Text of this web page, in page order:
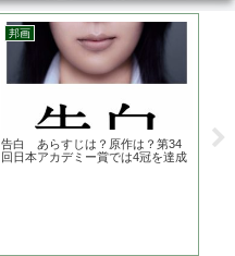
邦画
告白 あらすじは？原作は？第34
回日本アカデミー賞では4冠を達成
ウ